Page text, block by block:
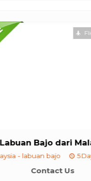
Bajo dari
- labuan bajo
Contact Us